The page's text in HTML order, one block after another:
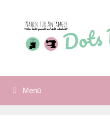
springen
Menü